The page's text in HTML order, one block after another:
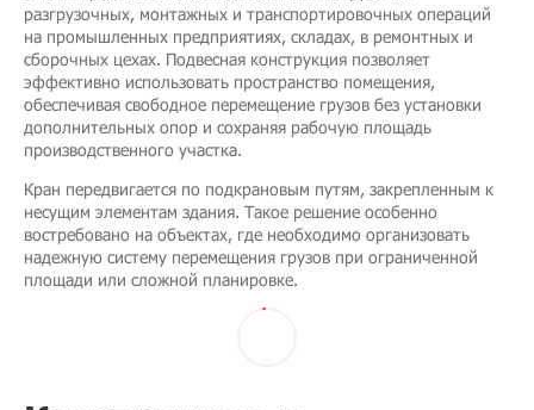
разгрузочных, монтажных и транспортировочных операций
на промышленных предприятиях, складах, в ремонтных и
сборочных цехах. Подвесная конструкция позволяет
эффективно использовать пространство помещения,
обеспечивая свободное перемещение грузов без установки
дополнительных опор и сохраняя рабочую площадь
производственного участка.
Кран передвигается по подкрановым путям, закрепленным к
несущим элементам здания. Такое решение особенно
востребовано на объектах, где необходимо организовать
надежную систему перемещения грузов при ограниченной
площади или сложной планировке.